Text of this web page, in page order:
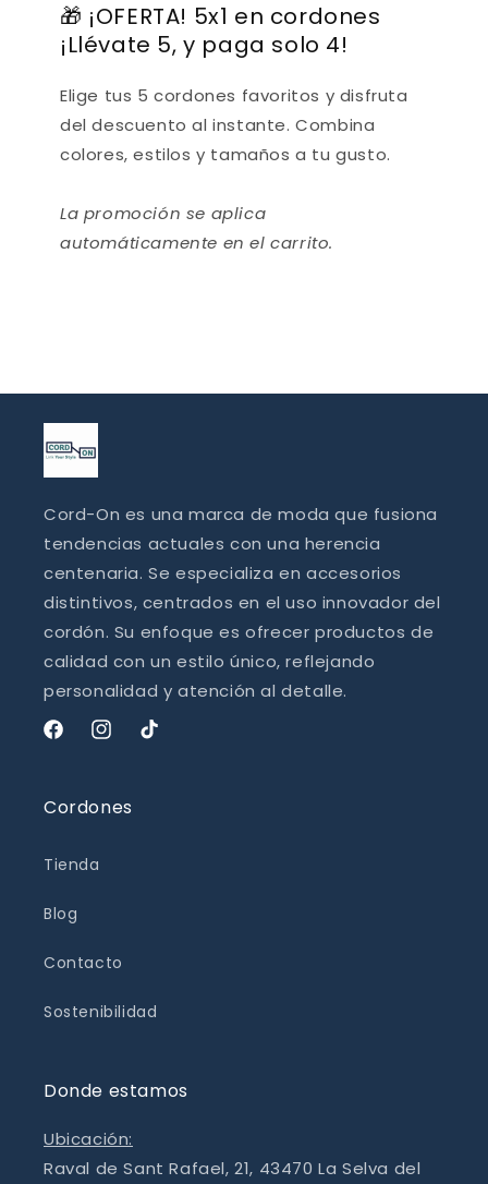
🎁 ¡OFERTA! 5x1 en cordones
¡Llévate 5, y paga solo 4!
Elige tus 5 cordones favoritos y disfruta
del descuento al instante. Combina
colores, estilos y tamaños a tu gusto.
La promoción se aplica
automáticamente en el carrito.
Cord-On es una marca de moda que fusiona
tendencias actuales con una herencia
centenaria. Se especializa en accesorios
distintivos, centrados en el uso innovador del
cordón. Su enfoque es ofrecer productos de
calidad con un estilo único, reflejando
personalidad y atención al detalle.
FacebookInstagram
TikTok
Cordones
Tienda
Blog
Contacto
Sostenibilidad
Donde estamos
Ubicación:
Raval de Sant Rafael, 21, 43470 La Selva del